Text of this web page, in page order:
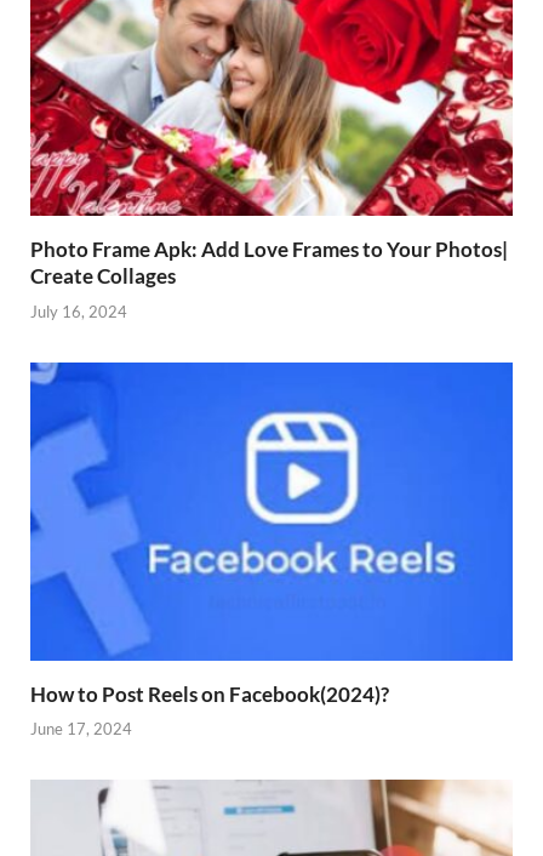
Photo Frame Apk: Add Love Frames to Your Photos|
Create Collages
July 16, 2024
How to Post Reels on Facebook(2024)?
June 17, 2024